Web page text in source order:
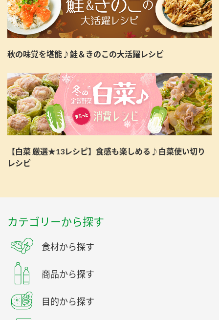
秋の味覚を堪能♪鮭＆きのこの大活躍レシピ
【白菜 厳選★13レシピ】食感も楽しめる♪白菜使い切り
レシピ
カテゴリーから探す
食材から探す
商品から探す
目的から探す